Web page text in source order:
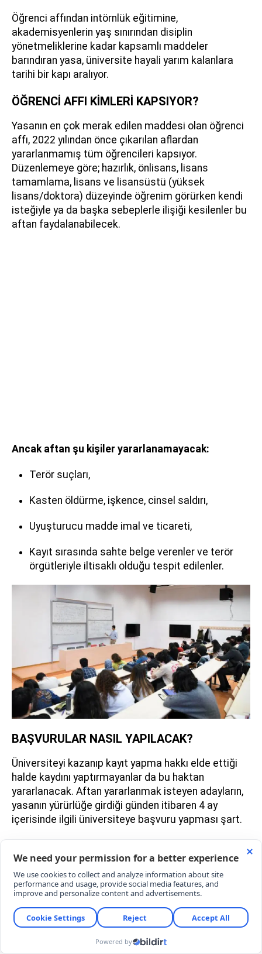
Öğrenci affından intörnlük eğitimine,
akademisyenlerin yaş sınırından disiplin
yönetmeliklerine kadar kapsamlı maddeler
barındıran yasa, üniversite hayali yarım kalanlara
tarihi bir kapı aralıyor.
ÖĞRENCİ AFFI KİMLERİ KAPSIYOR?
Yasanın en çok merak edilen maddesi olan öğrenci
affı, 2022 yılından önce çıkarılan aflardan
yararlanmamış tüm öğrencileri kapsıyor.
Düzenlemeye göre; hazırlık, önlisans, lisans
tamamlama, lisans ve lisansüstü (yüksek
lisans/doktora) düzeyinde öğrenim görürken kendi
isteğiyle ya da başka sebeplerle ilişiği kesilenler bu
aftan faydalanabilecek.
Ancak aftan şu kişiler yararlanamayacak:
Terör suçları,
Kasten öldürme, işkence, cinsel saldırı,
Uyuşturucu madde imal ve ticareti,
Kayıt sırasında sahte belge verenler ve terör
örgütleriyle iltisaklı olduğu tespit edilenler.
BAŞVURULAR NASIL YAPILACAK?
Üniversiteyi kazanıp kayıt yapma hakkı elde ettiği
halde kaydını yaptırmayanlar da bu haktan
yararlanacak. Aftan yararlanmak isteyen adayların,
yasanın yürürlüğe girdiği günden itibaren 4 ay
içerisinde ilgili üniversiteye başvuru yapması şart.
Kanunun Resmi Gazete'de yayımlanarak yürürlüğe
girmesiyle birlikte, aftan yararlanmak isteyenler için
4 aylık yasal başvuru süresi geri sayıma başladı.
Yasa 9 Ağustos 2026 tarihinde yayımlandığı için,
adayların en geç Aralık 2026'nın ilk haftasına kadar
başvurularını tamamlaması gerekiyor. Bu tarihi